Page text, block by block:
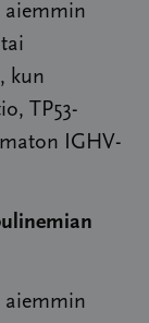
kun
TP53-
IGHV-